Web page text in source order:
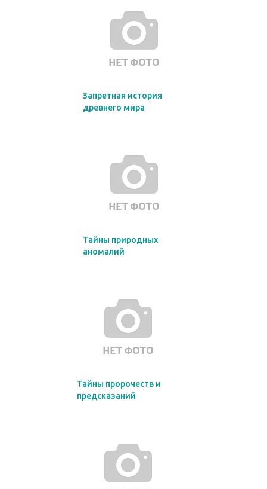
Запретная история
древнего мира
Тайны природных
аномалий
Тайны пророчеств и
предсказаний